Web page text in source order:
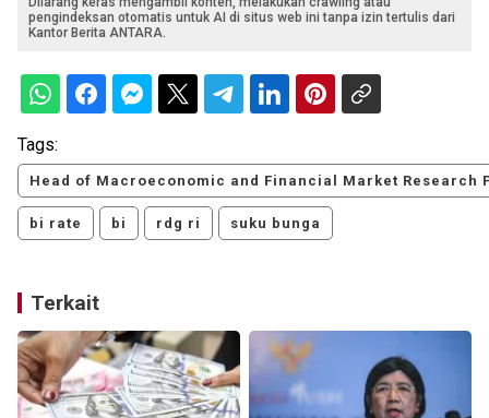
pengindeksan otomatis untuk AI di situs web ini tanpa izin tertulis dari
Kantor Berita ANTARA.
Tags:
Head of Macroeconomic and Financial Market Research
bi rate bi rdg ri suku bunga
Terkait